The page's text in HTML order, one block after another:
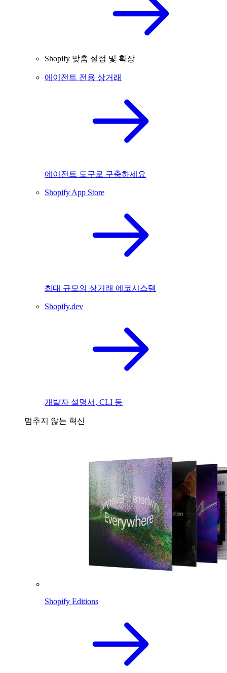
Shopify 맞춤 설정 및 확장
에이전트 전용 상거래
에이전트 도구로 구축하세요
Shopify App Store
최대 규모의 상거래 에코시스템
Shopify.dev
개발자 설명서, CLI 등
멈추지 않는 혁신
Shopify Editions